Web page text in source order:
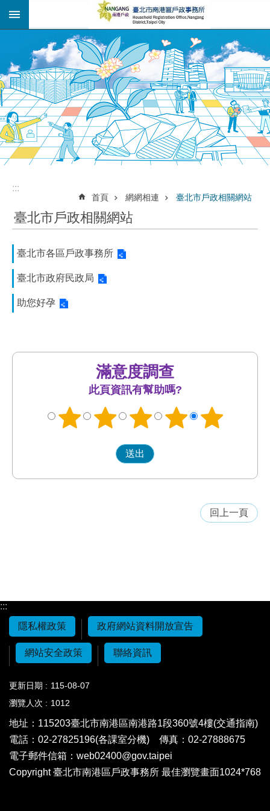
跳到主要內容區塊
:::
:::
首頁 網網相連 臺北市戶政相關網站
臺北市戶政相關網站
臺北市各區戶政事務所
臺北市政府民政局
助您好孕
滿意度調查
此頁資訊有幫助嗎?
回上一頁
:::
隱私權政策
政府網站資料開放宣告
網站安全政策 聯絡資訊
更新日期
115-08-07
瀏覽人次
1012
地址：115203臺北市南港區南港路1段360號4樓(交通指南)
電話：02-27825196(各課室分機) 傳真：02-27888675
電子郵件信箱： web02400@gov.taipei
Copyright 臺北市南港區戶政事務所 最佳瀏覽畫面1024*768